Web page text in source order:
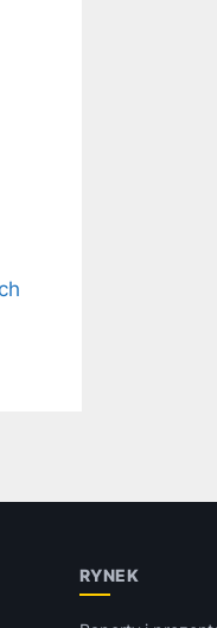
RYNEK